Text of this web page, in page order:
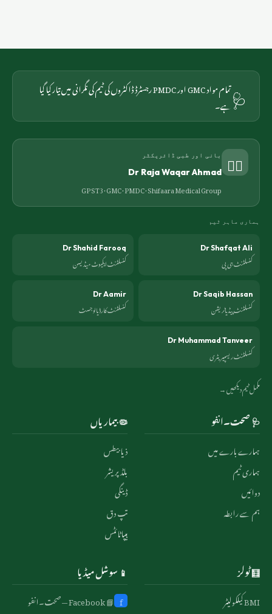
🩺
تمام مواد GMC اور PMDC رجسٹرڈ ڈاکٹروں کی ٹیم کی نگرانی میں تیار کیا گیا
ہے۔
👨‍⚕️ بانی اور طبی ڈائریکٹر
Dr Raja Waqar Ahmad
GP ST3 · GMC · PMDC ·Shifaara Medical Group
ہماری ماہر ٹیم
Dr Shafqat Ali
کنسلٹنٹ جی پی
Dr Shahid Farooq
کنسلٹنٹ ایکیوٹ میڈیسن
Dr Saqib Hassan
کنسلٹنٹ پیڈیاٹریشن
Dr Aamir
کنسلٹنٹ کارڈیالوجسٹ
Dr Muhammad Tanveer
کنسلٹنٹ ریسپیریٹری
مکمل ٹیم دیکھیں →
🩺 صحت۔انفو
ہمارے بارے میں
ہماری ٹیم
دوائیں
ہم سے رابطہ
🦠 بیماریاں
ذیابیطس
بلڈ پریشر
ڈینگی
تپ دق
ہیپاٹائٹس
🧮 ٹولز
BMI کیلکولیٹر
📱 سوشل میڈیا
f 📘 Facebook — صحت۔انفو